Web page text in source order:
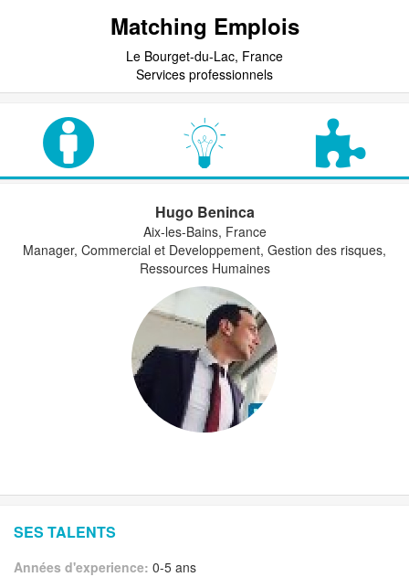
Matching Emplois
Le Bourget-du-Lac, France
Services professionnels
Hugo Beninca
Aix-les-Bains, France
Manager, Commercial et Developpement, Gestion des risques,
Ressources Humaines
SES TALENTS
Années d'experience: 0-5 ans